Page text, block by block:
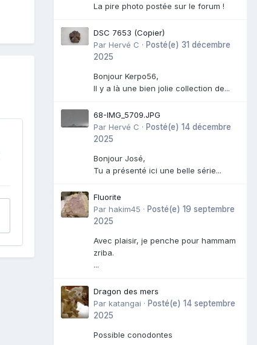
La pire photo postée sur le forum !
DSC 7653 (Copier)
Par Hervé C · Posté(e) 31 décembre
2025
Bonjour Kerpo56,
Il y a là une bien jolie collection de...
68-IMG_5709.JPG
Par Hervé C · Posté(e) 14 décembre
2025
Bonjour José,
Tu a présenté ici une belle série...
Fluorite
Par hakim45 · Posté(e) 19 septembre
2025
Avec plaisir, je penche pour hammam
zriba.
...
Dragon des mers
Par katangai · Posté(e) 14 septembre
2025
Possible conodontes